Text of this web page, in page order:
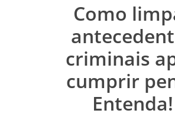
Como
criminais
cumprir
Entenda!